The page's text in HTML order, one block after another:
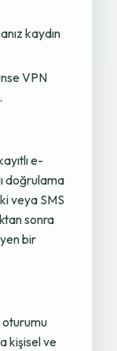
kaydın
VPN
e-
doğrulama
veya SMS
sonra
bir
kişisel ve